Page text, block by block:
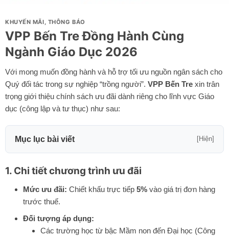
KHUYẾN MÃI, THÔNG BÁO
VPP Bến Tre Đồng Hành Cùng
Ngành Giáo Dục 2026
Với mong muốn đồng hành và hỗ trợ tối ưu nguồn ngân sách cho
Quý đối tác trong sự nghiệp “trồng người”. VPP Bến Tre xin trân
trọng giới thiệu chính sách ưu đãi dành riêng cho lĩnh vực Giáo
dục (công lập và tư thục) như sau:
Mục lục bài viết [Hiện]
1. Chi tiết chương trình ưu đãi
Mức ưu đãi: Chiết khấu trực tiếp 5%vào giá trị đơn hàng
trước thuế.
Đối tượng áp dụng:
Các trường học từ bậc Mầm non đến Đại học (Công